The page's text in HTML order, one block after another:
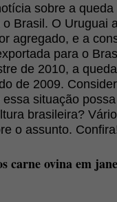
sobre a
Brasil. O Uruguai
agregado, e a
para o
de 2010, a
de 2009.
situação
brasileira?
o assunto.
carne ovina em